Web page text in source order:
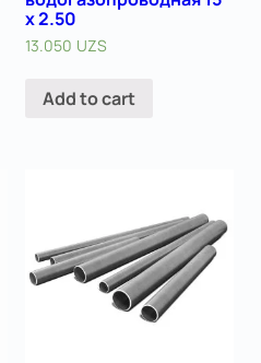
х 2.50
13.050 UZS
Add to cart